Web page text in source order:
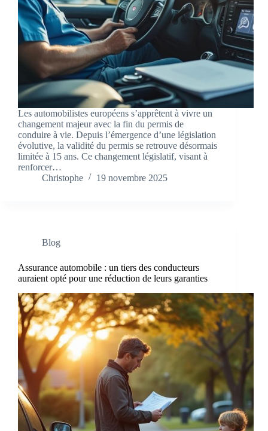
Les automobilistes européens s’apprêtent à vivre un
changement majeur avec la fin du permis de
conduire à vie. Depuis l’émergence d’une législation
évolutive, la validité du permis se retrouve désormais
limitée à 15 ans. Ce changement législatif, visant à
renforcer…
Christophe
19 novembre 2025
Blog
Assurance automobile : un tiers des conducteurs
auraient opté pour une réduction de leurs garanties